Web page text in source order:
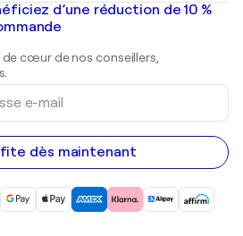
d’une réduction de 10 %
cœur de nos conseillers,
dès maintenant